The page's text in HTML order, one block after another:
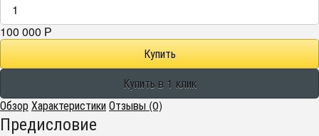
100 000 Р
ОбзорХарактеристикиОтзывы (0)
Предисловие